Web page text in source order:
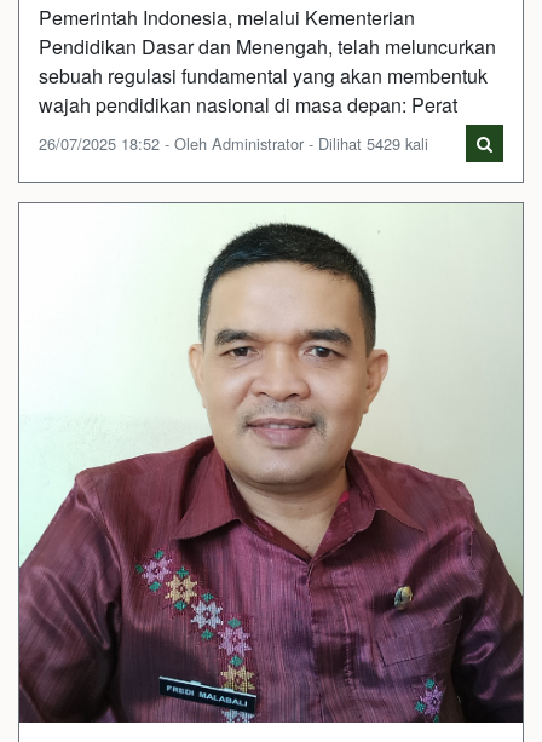
Pemerintah Indonesia, melalui Kementerian
Pendidikan Dasar dan Menengah, telah meluncurkan
sebuah regulasi fundamental yang akan membentuk
wajah pendidikan nasional di masa depan: Perat
26/07/2025 18:52 - Oleh Administrator - Dilihat 5429 kali